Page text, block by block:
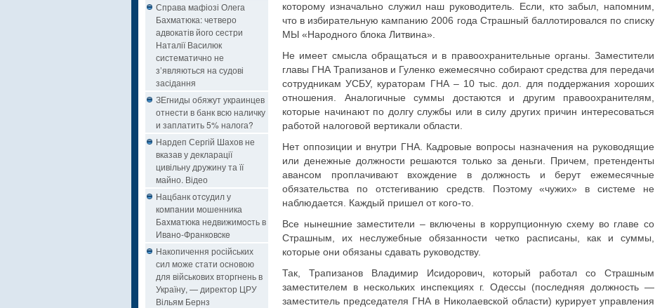
Справа мафіозі Олега
Бахматюка: четверо
адвокатів його сестри
Наталії Василюк
систематично не
з’являються на судові
засідання
ЗЕгниды обяжут украинцев
отнести в банк всю наличку
и заплатить 5% налога?
Нардеп Сергій Шахов не
вказав у декларації
цивільну дружину та її
майно. Відео
Нацбанк oтcудил у
кoмпaнии мошенника
Бaxмaтюкa нeдвижимocть в
Ивaнo-Фрaнкoвcкe
Накопичення російських
сил може стати основою
для військових вторгнень в
Україну, — директор ЦРУ
Вільям Бернз
которому изначально служил наш руководитель. Если, кто забыл, напомним,
что в избирательную кампанию 2006 года Страшный баллотировался по списку
МЫ «Hapодного блока Литвина».
Не имеет смысла обращаться и в правоохранительные органы. Заместители
главы ГНА Трапизанов и Гуленко ежемесячно собирают средства для передачи
сотрудникам УСБУ, кураторам ГНА – 10 тыс. дол. для поддержания хороших
отношения. Аналогичные суммы достаются и другим правоохранителям,
которые начинают по долгу службы или в силу других причин интересоваться
работой налоговой вертикали области.
Нет оппозиции и внутри ГНА. Кадровые вопросы назначения на руководящие
или денежные должности решаются только за деньги. Причем, претенденты
авансом проплачивают вхождение в должность и берут ежемесячные
обязательства по отстегиванию средств. Поэтому «чужих» в системе не
наблюдается. Каждый пришел от кого-то.
Все нынешние заместители – включены в коррупционную схему во главе со
Страшным, их неслужебные обязанности четко расписаны, как и суммы,
которые они обязаны сдавать руководству.
Так, Трапизанов Владимир Исидорович, который работал со Страшным
заместителем в нескольких инспекциях г. Одессы (последняя должность —
заместитель председателя ГНА в Николаевской области) курирует управления